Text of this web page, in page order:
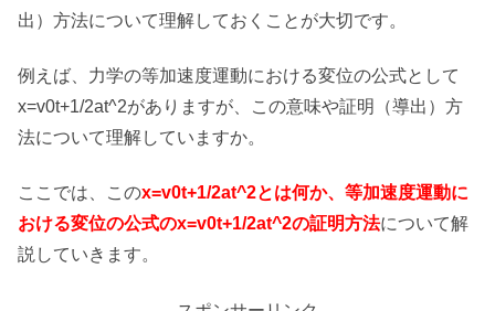
出）方法について理解しておくことが大切です。
例えば、力学の等加速度運動における変位の公式として
x=v0t+1/2at^2がありますが、この意味や証明（導出）方
法について理解していますか。
ここでは、このx=v0t+1/2at^2とは何か、等加速度運動に
おける変位の公式のx=v0t+1/2at^2の証明方法について解
説していきます。